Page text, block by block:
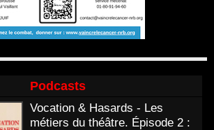
Podcasts
Vocation & Hasards - Les
métiers du théâtre. Épisode 2 :